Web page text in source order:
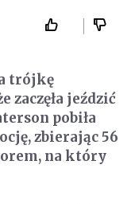
trójkę
zaczęła jeździć
pobiła
zbierając 56
na który